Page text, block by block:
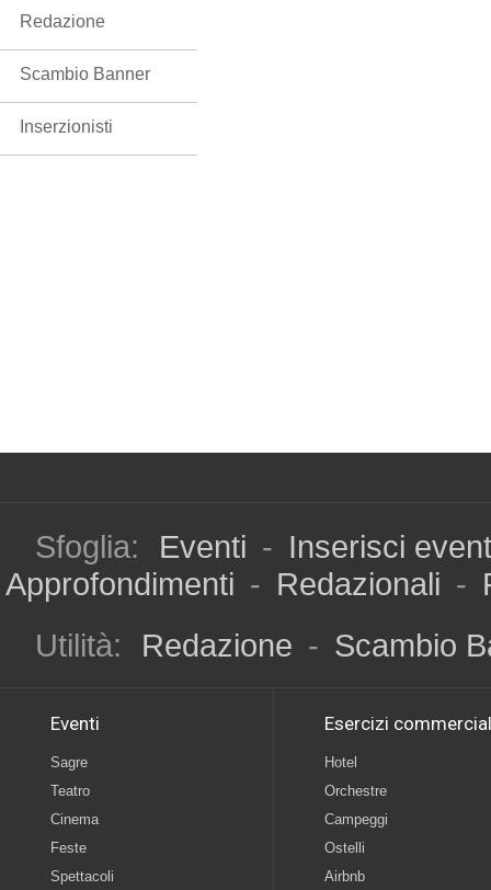
Redazione
Scambio Banner
Inserzionisti
Sfoglia: Eventi - Inserisci
Approfondimenti - Redazionali -
Utilità:
Redazione - Scambio
Eventi
Sagre
Teatro
Cinema
Feste
Spettacoli
Esercizi
Hotel
Orchestre
Campeggi
Ostelli
Airbnb